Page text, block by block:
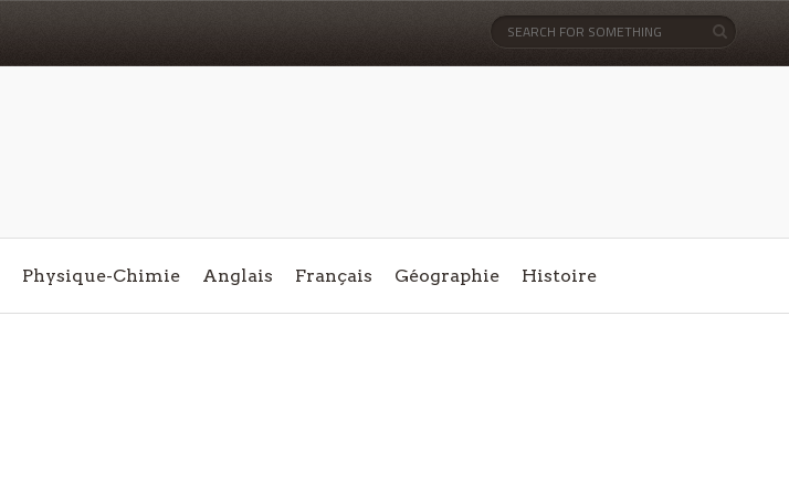
Physique-Chimie Anglais Français Géographie Histoire